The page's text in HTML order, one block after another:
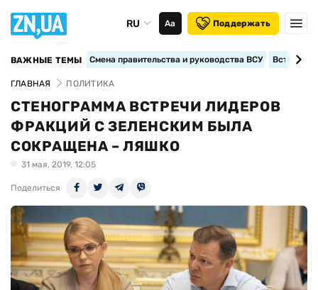
RU Аа Поддержать
ВАЖНЫЕ ТЕМЫ Смена правительства и руководства ВСУ
ГЛАВНАЯ ПОЛИТИКА
СТЕНОГРАММА ВСТРЕЧИ ЛИДЕРОВ
ФРАКЦИЙ С ЗЕЛЕНСКИМ БЫЛА
СОКРАЩЕНА – ЛЯШКО
31 мая, 2019, 12:05
Поделиться